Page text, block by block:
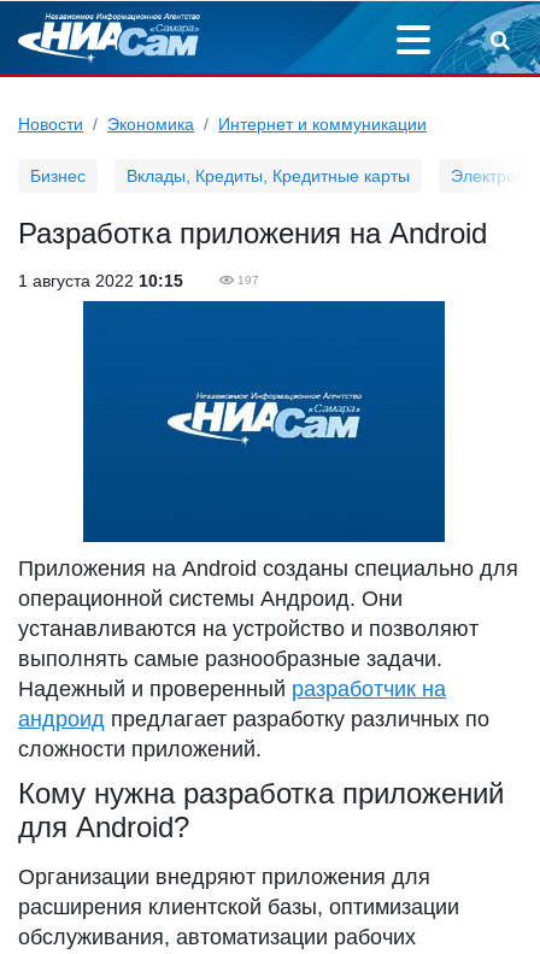
Новости Экономика Интернет и коммуникации
Бизнес Вклады, Кредиты, Кредитные карты
Разработка приложения на Android
1 августа 2022 10:15 197
Приложения на Android созданы специально для
операционной системы Андроид. Они
устанавливаются на устройство и позволяют
выполнять самые разнообразные задачи.
Надежный и проверенный разработчик на
андроид предлагает разработку различных по
сложности приложений.
Кому нужна разработка приложений
для Android?
Организации внедряют приложения для
расширения клиентской базы, оптимизации
обслуживания, автоматизации рабочих